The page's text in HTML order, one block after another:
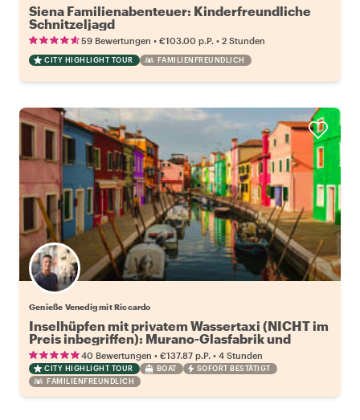
Siena Familienabenteuer: Kinderfreundliche
Schnitzeljagd
59 Bewertungen • €103.00 p.P. • 2 Stunden
CITY HIGHLIGHT TOUR FAMILIENFREUNDLICH
Genieße Venedig mit Riccardo
Inselhüpfen mit privatem Wassertaxi (NICHT im
Preis inbegriffen): Murano-Glasfabrik und
Burano
40 Bewertungen • €137.87 p.P. • 4 Stunden
CITY HIGHLIGHT TOUR BOAT
SOFORT BESTÄTIGT
FAMILIENFREUNDLICH